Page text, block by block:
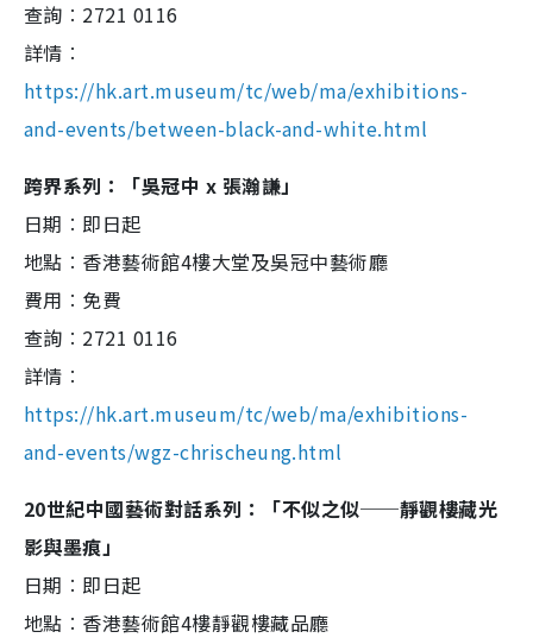
查詢︰2721 0116
詳情︰
https://hk.art.museum/tc/web/ma/exhibitions-
and-events/between-black-and-white.html
跨界系列：「吳冠中 x 張瀚謙」
日期︰即日起
地點︰香港藝術館4樓大堂及吳冠中藝術廳
費用︰免費
查詢︰2721 0116
詳情︰
https://hk.art.museum/tc/web/ma/exhibitions-
and-events/wgz-chrischeung.html
20世紀中國藝術對話系列：「不似之似──靜觀樓藏光
影與墨痕」
日期︰即日起
地點︰香港藝術館4樓靜觀樓藏品廳